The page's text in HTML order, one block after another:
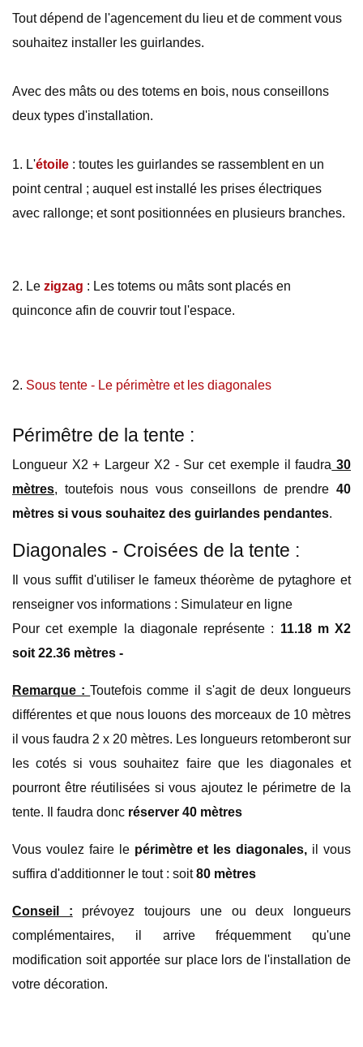
Tout dépend de l'agencement du lieu et de comment vous
souhaitez installer les guirlandes.
Avec des mâts ou des totems en bois, nous conseillons
deux types d'installation.
1. L'étoile : toutes les guirlandes se rassemblent en un
point central ; auquel est installé les prises électriques
avec rallonge; et sont positionnées en plusieurs branches.
2. Le zigzag : Les totems ou mâts sont placés en
quinconce afin de couvrir tout l'espace.
2. Sous tente - Le périmètre et les diagonales
Périmêtre de la tente :
Longueur X2 + Largeur X2 - Sur cet exemple il faudra 30
mètres, toutefois nous vous conseillons de prendre 40
mètres si vous souhaitez des guirlandes pendantes.
Diagonales - Croisées de la tente :
Il vous suffit d'utiliser le fameux théorème de pytaghore et
renseigner vos informations : Simulateur en ligne
Pour cet exemple la diagonale représente : 11.18 m X2
soit 22.36 mètres -
Remarque :Toutefois comme il s'agit de deux longueurs
différentes et que nous louons des morceaux de 10 mètres
il vous faudra 2 x 20 mètres. Les longueurs retomberont sur
les cotés si vous souhaitez faire que les diagonales et
pourront être réutilisées si vous ajoutez le périmetre de la
tente. Il faudra donc réserver 40 mètres
Vous voulez faire le périmètre et les diagonales, il vous
suffira d'additionner le tout : soit80 mètres
Conseil : prévoyez toujours une ou deux longueurs
complémentaires, il arrive fréquemment qu'une
modification soit apportée sur place lors de l'installation de
votre décoration.